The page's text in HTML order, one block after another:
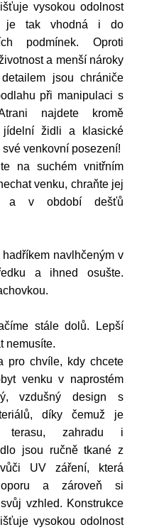
vysokou odolnost
je tak vhodná i do
podmínek. Oproti
a menší nároky
jsou chrániče
při manipulaci s
najdete kromě
jídelní židli a klasické
venkovní posezení!
na suchém vnitřním
venku, chraňte jej
a v období dešťů
navlhčeným v
a ihned osušte.
stále dolů. Lepší
nemusíte.
pro chvíle, kdy chcete
venku v naprostém
vzdušný design s
díky čemuž je
terasu, zahradu i
jsou ručně tkané z
UV záření, která
oporu a zároveň si
vzhled. Konstrukce
vysokou odolnost